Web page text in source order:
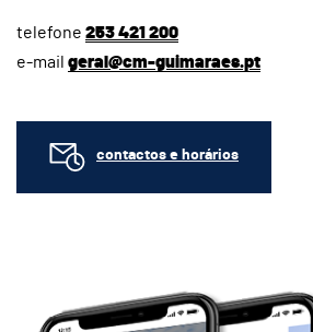
telefone 253 421 200
e-mail geral@cm-guimaraes.pt
contactos e horários